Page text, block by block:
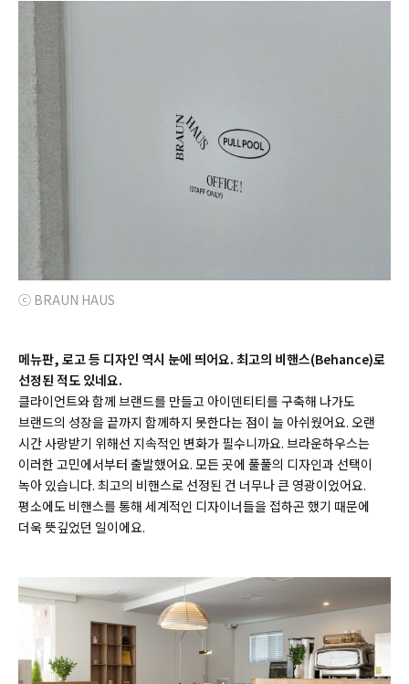
ⓒ BRAUN HAUS
메뉴판, 로고 등 디자인 역시 눈에 띄어요. 최고의 비핸스(Behance)로
선정된 적도 있네요.
클라이언트와 함께 브랜드를 만들고 아이덴티티를 구축해 나가도
브랜드의 성장을 끝까지 함께하지 못한다는 점이 늘 아쉬웠어요. 오랜
시간 사랑받기 위해선 지속적인 변화가 필수니까요. 브라운하우스는
이러한 고민에서부터 출발했어요. 모든 곳에 풀풀의 디자인과 선택이
녹아 있습니다. 최고의 비핸스로 선정된 건 너무나 큰 영광이었어요.
평소에도 비핸스를 통해 세계적인 디자이너들을 접하곤 했기 때문에
더욱 뜻깊었던 일이에요.